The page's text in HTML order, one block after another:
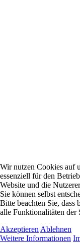
Wir nutzen Cookies auf
essenziell für den
Website und die
Sie können selbst
Bitte beachten Sie,
alle Funktionalitäten der
Akzeptieren Ablehnen
Weitere Informationen